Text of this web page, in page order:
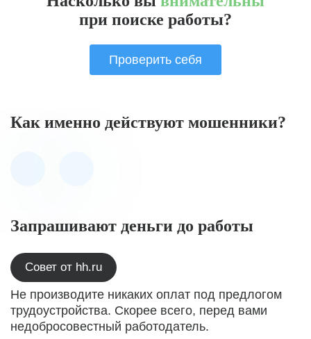
при поиске работы?
Проверить себя
Как именно действуют мошенники?
Запрашивают деньги до работы
Совет от hh.ru
Не производите никаких оплат под предлогом
трудоустройства. Скорее всего, перед вами
недобросовестный работодатель.